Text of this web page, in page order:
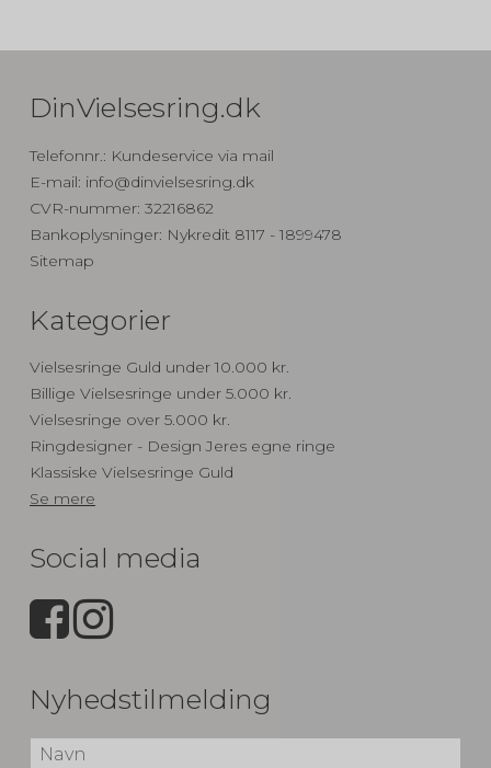
DinVielsesring.dk
Telefonnr. : Kundeservice via mail
E-mail: info@dinvielsesring.dk
CVR-nummer: 32216862
Bankoplysninger: Nykredit 8117 - 1899478
Sitemap
Kategorier
Vielsesringe Guld under 10.000 kr.
Billige Vielsesringe under 5.000 kr.
Vielsesringe over 5.000 kr.
Ringdesigner - Design Jeres egne ringe
Klassiske Vielsesringe Guld
Se mere
Social media
Nyhedstilmelding